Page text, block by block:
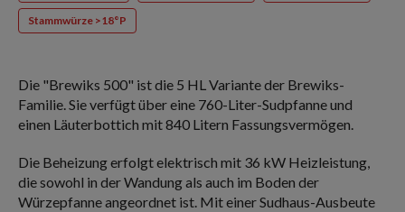
Stammwürze >18°P
Die "Brewiks 500" ist die 5 HL Variante der Brewiks-
Familie. Sie verfügt über eine 760-Liter-Sudpfanne und
einen Läuterbottich mit 840 Litern Fassungsvermögen.
Die Beheizung erfolgt elektrisch mit 36 kW Heizleistung,
die sowohl in der Wandung als auch im Boden der
Würzepfanne angeordnet ist. Mit einer Sudhaus-Ausbeute